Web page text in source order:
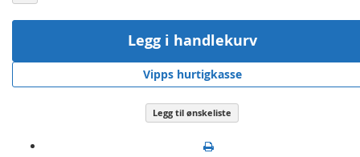
Legg i handlekurv
Vipps hurtigkasse
Legg til ønskeliste